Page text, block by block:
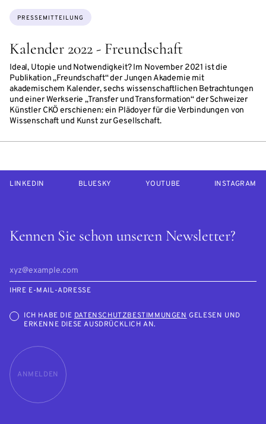
Kalender 2022 - Freundschaft
Ideal, Utopie und Notwendigkeit? Im November 2021 ist die
Publikation „Freundschaft“ der Jungen Akademie mit
akademischem Kalender, sechs wissenschaftlichen Betrachtungen
und einer Werkserie „Transfer und Transformation“ der Schweizer
Künstler CKÖ erschienen: ein Plädoyer für die Verbindungen von
Wissenschaft und Kunst zur Gesellschaft.
Themen:
PRESSEMITTEILUNG
Kennen Sie schon unseren Newsletter?
IHRE E-MAIL-ADRESSE
ICH HABE DIEDATENSCHUTZBESTIMMUNGENGELESEN UND
ERKENNE DIESE AUSDRÜCKLICH AN.
ANMELDEN
LINKEDIN BLUESKY YOUTUBE INSTAGRAM